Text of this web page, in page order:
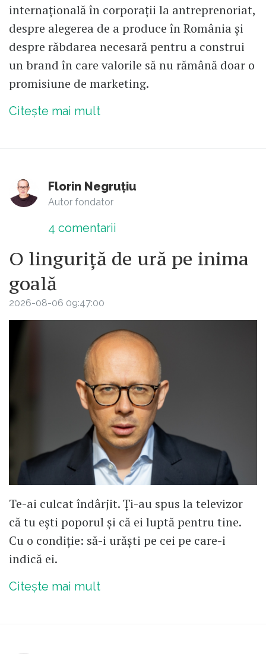
internațională în corporații la antreprenoriat,
despre alegerea de a produce în România și
despre răbdarea necesară pentru a construi
un brand în care valorile să nu rămână doar o
promisiune de marketing.
Citește mai mult
Florin Negruțiu
Autor fondator
4 comentarii
O linguriță de ură pe inima
goală
2026-08-06 09:47:00
Te-ai culcat îndârjit. Ți-au spus la televizor
că tu ești poporul și că ei luptă pentru tine.
Cu o condiție: să-i urăști pe cei pe care-i
indică ei.
Citește mai mult